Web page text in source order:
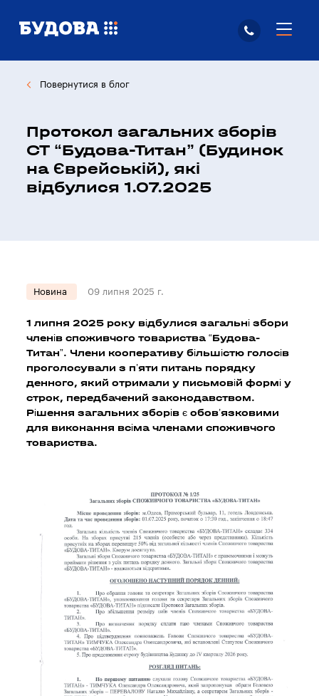
Повернутися в блог
Протокол загальних зборів
СТ “Будова-Титан” (Будинок
на Єврейській), які
відбулися 1.07.2025
Новина 09 липня 2025 г.
1 липня 2025 року відбулися загальні збори
членів споживчого товариства “Будова-
Титан”. Члени кооперативу більшістю голосів
проголосували з п’яти питань порядку
денного, який отримали у письмовій формі у
строк, передбачений законодавством.
Рішення загальних зборів є обов’язковими
для виконання всіма членами споживчого
товариства.